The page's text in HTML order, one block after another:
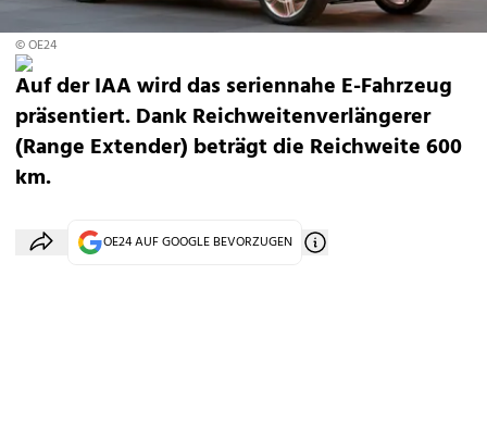
© OE24
Auf der IAA wird das seriennahe E-Fahrzeug
präsentiert. Dank Reichweitenverlängerer
(Range Extender) beträgt die Reichweite 600
km.
OE24 AUF GOOGLE BEVORZUGEN